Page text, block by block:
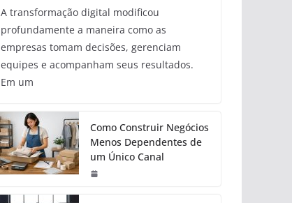
A transformação digital modificou
profundamente a maneira como as
empresas tomam decisões, gerenciam
equipes e acompanham seus resultados.
Em um
Como Construir Negócios
Menos Dependentes de
um Único Canal